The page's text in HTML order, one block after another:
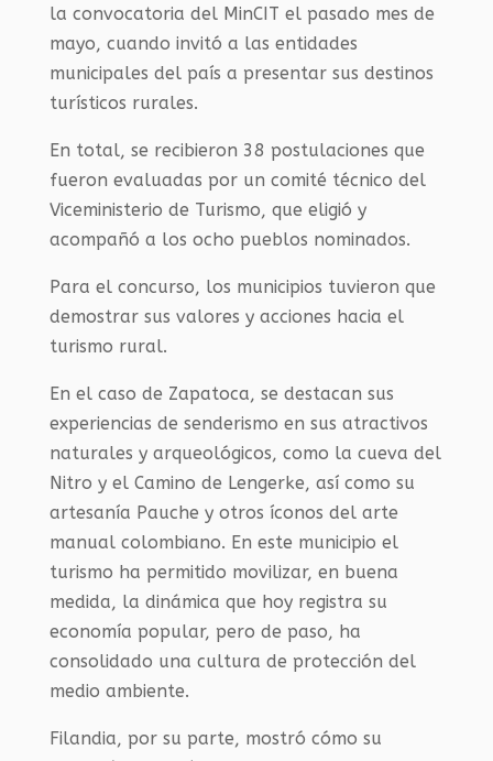
la convocatoria del MinCIT el pasado mes de
mayo, cuando invitó a las entidades
municipales del país a presentar sus destinos
turísticos rurales.
En total, se recibieron 38 postulaciones que
fueron evaluadas por un comité técnico del
Viceministerio de Turismo, que eligió y
acompañó a los ocho pueblos nominados.
Para el concurso, los municipios tuvieron que
demostrar sus valores y acciones hacia el
turismo rural.
En el caso de Zapatoca, se destacan sus
experiencias de senderismo en sus atractivos
naturales y arqueológicos, como la cueva del
Nitro y el Camino de Lengerke, así como su
artesanía Pauche y otros íconos del arte
manual colombiano. En este municipio el
turismo ha permitido movilizar, en buena
medida, la dinámica que hoy registra su
economía popular, pero de paso, ha
consolidado una cultura de protección del
medio ambiente.
Filandia, por su parte, mostró cómo su